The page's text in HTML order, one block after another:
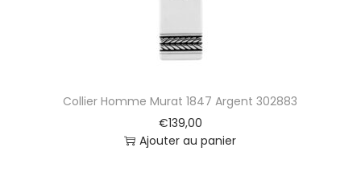
Collier Homme Murat 1847 Argent 302883
€139,00
Ajouter au panier